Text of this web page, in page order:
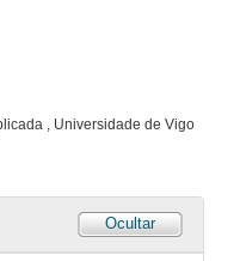
, Universidade de Vigo
Ocultar
Universo Sostible. Como nos afecta o cambio climático?
Universo Sostible. Como nos afecta o cambio climático? Botón vermello RTVE á carta